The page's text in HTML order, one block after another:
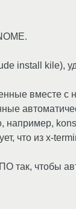
install kile),
вместе с
например,
что из x-
так, чтобы